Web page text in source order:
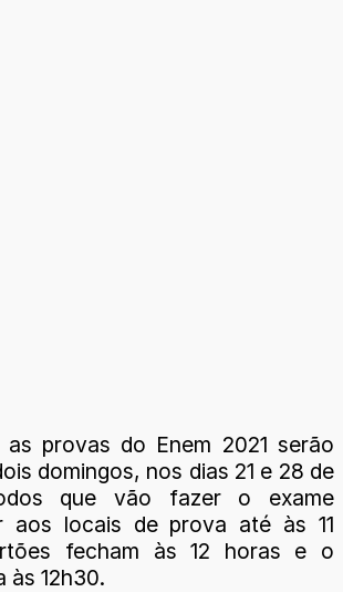
as provas do Enem 2021 serão
domingos, nos dias 21 e 28 de
que vão fazer o exame
aos locais de prova até às 11
fecham às 12 horas e o
às 12h30.